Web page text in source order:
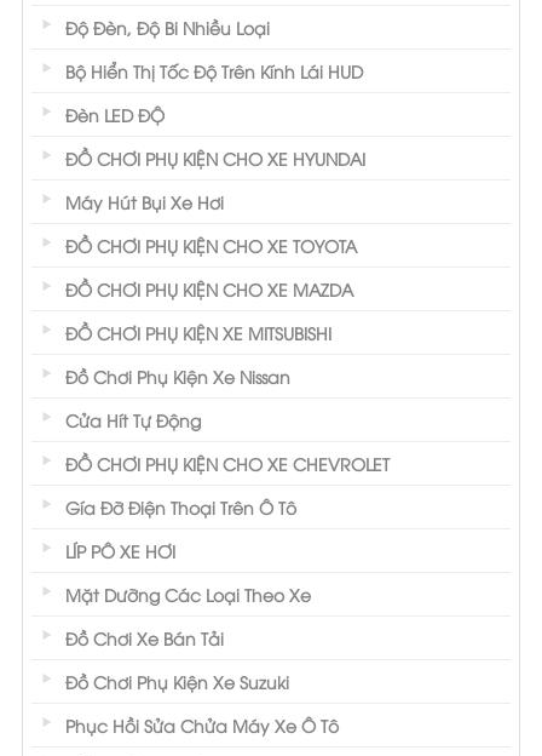
Độ Đèn, Độ Bi Nhiều Loại
Bộ Hiển Thị Tốc Độ Trên Kính Lái HUD
Đèn LED ĐỘ
ĐỒ CHƠI PHỤ KIỆN CHO XE HYUNDAI
Máy Hút Bụi Xe Hơi
ĐỒ CHƠI PHỤ KIỆN CHO XE TOYOTA
ĐỒ CHƠI PHỤ KIỆN CHO XE MAZDA
ĐỒ CHƠI PHỤ KIỆN XE MITSUBISHI
Đồ Chơi Phụ Kiện Xe Nissan
Cửa Hít Tự Động
ĐỒ CHƠI PHỤ KIỆN CHO XE CHEVROLET
Gía Đỡ Điện Thoại Trên Ô Tô
LÍP PÔ XE HƠI
Mặt Dưỡng Các Loại Theo Xe
Đồ Chơi Xe Bán Tải
Đồ Chơi Phụ Kiện Xe Suzuki
Phục Hồi Sửa Chửa Máy Xe Ô Tô